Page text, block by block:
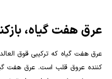
عرق هفت گیاه،
عرق هفت گیاه که ترکیبی قوق
کننده عروق قلب است. عرق هفت